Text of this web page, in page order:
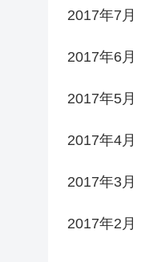
2017年7月
2017年6月
2017年5月
2017年4月
2017年3月
2017年2月